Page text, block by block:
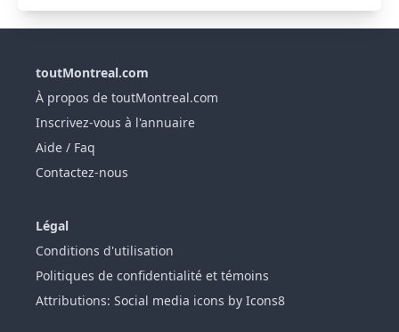
toutMontreal.com
À propos de toutMontreal.com
Inscrivez-vous à l'annuaire
Aide / Faq
Contactez-nous
Légal
Conditions d'utilisation
Politiques de confidentialité et témoins
Attributions: Social media icons by Icons8